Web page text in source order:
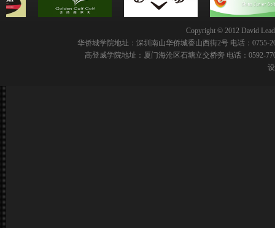
Copyright © 2012 David
华侨城学院地址：深圳南山华侨城香山西街2号 电话：0755-
高登威学院地址：厦门海沧区石塘立交桥旁 电话：0592-